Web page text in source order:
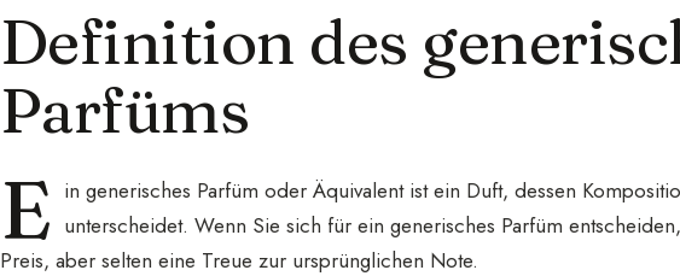
Definition des
Parfüms
E in generisches Parfüm oder Äquivalent ist ein Duft, dessen
unterscheidet. Wenn Sie sich für ein generisches Parfüm
Preis, aber selten eine Treue zur ursprünglichen Note.